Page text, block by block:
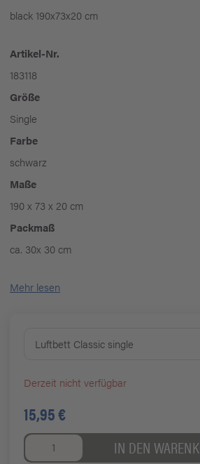
black 190x73x20 cm
Artikel-Nr.
183118
Größe
Single
Farbe
schwarz
Maße
190 x 73 x 20 cm
Packmaß
ca. 30x 30 cm
Mehr lesen
Luftbett Classic single
Derzeit nicht verfügbar
15,95 €
IN DEN